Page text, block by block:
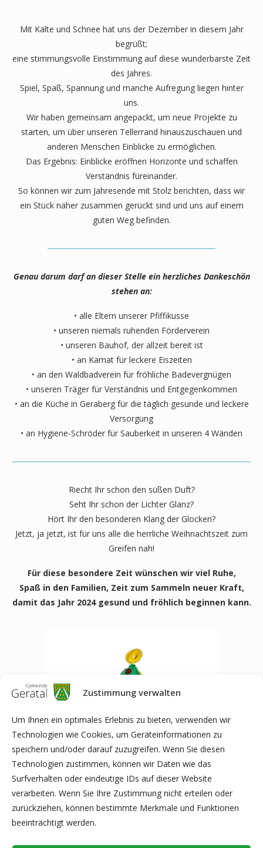
Zustimmung verwalten
Um Ihnen ein optimales Erlebnis zu bieten, verwenden wir
Technologien wie Cookies, um Geräteinformationen zu
speichern und/oder darauf zuzugreifen. Wenn Sie diesen
Technologien zustimmen, können wir Daten wie das
Surfverhalten oder eindeutige IDs auf dieser Website
verarbeiten. Wenn Sie Ihre Zustimmung nicht erteilen oder
zurückziehen, können bestimmte Merkmale und Funktionen
beeinträchtigt werden.
Mit Kälte und Schnee hat uns der Dezember in diesem Jahr
begrüßt;
eine stimmungsvolle Einstimmung auf diese wunderbarste Zeit
des Jahres.
Spiel, Spaß, Spannung und manche Aufregung liegen hinter
uns.
Wir haben gemeinsam angepackt, um neue Projekte zu
starten, um über unseren Tellerrand hinauszuschauen und
anderen Menschen Einblicke zu ermöglichen.
Das Ergebnis: Einblicke eröffnen Horizonte und schaffen
Verständnis füreinander.
So können wir zum Jahresende mit Stolz berichten, dass wir
ein Stück näher zusammen gerückt sind und uns auf einem
guten Weg befinden.
Genau darum darf an dieser Stelle ein herzliches Dankeschön
stehen an:
• alle Eltern unserer Pfiffikusse
• unseren niemals ruhenden Förderverein
• unseren Bauhof, der allzeit bereit ist
• an Kamat für leckere Eiszeiten
• an den Waldbadverein für fröhliche Badevergnügen
• unseren Träger für Verständnis und Entgegenkommen
• an die Küche in Geraberg für die täglich gesunde und leckere
Versorgung
• an Hygiene-Schröder für Sauberkeit in unseren 4 Wänden
Riecht Ihr schon den süßen Duft?
Seht Ihr schon der Lichter Glanz?
Hört Ihr den besonderen Klang der Glocken?
Jetzt, ja jetzt, ist für uns alle die herrliche Weihnachtszeit zum
Greifen nah!
Für diese besondere Zeit wünschen wir viel Ruhe,
Spaß in den Familien, Zeit zum Sammeln neuer Kraft,
damit das Jahr 2024 gesund und fröhlich beginnen kann.